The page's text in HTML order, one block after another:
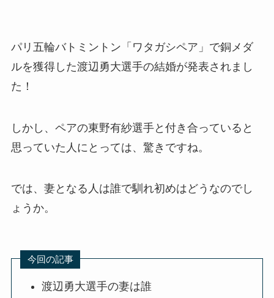
パリ五輪バトミントン「ワタガシペア」で銅メダ
ルを獲得した渡辺勇大選手の結婚が発表されまし
た！
しかし、ペアの東野有紗選手と付き合っていると
思っていた人にとっては、驚きですね。
では、妻となる人は誰で馴れ初めはどうなのでし
ょうか。
今回の記事
渡辺勇大選手の妻は誰